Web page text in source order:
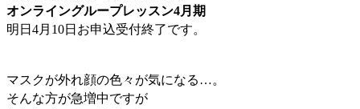
オンライングループレッスン4月期
明日4月10日お申込受付終了です。
マスクが外れ顔の色々が気になる…。
そんな方が急増中ですが